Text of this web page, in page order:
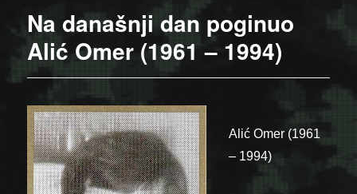
Na današnji dan poginuo
Alić Omer (1961 – 1994)
Alić Omer (1961
– 1994)